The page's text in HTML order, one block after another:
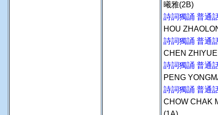
曦雅(2B)
詩詞獨誦 普通
HOU
詩詞獨誦 普通
CHEN
詩詞獨誦 普通
PENG
詩詞獨誦 普通
CHOW CHAK